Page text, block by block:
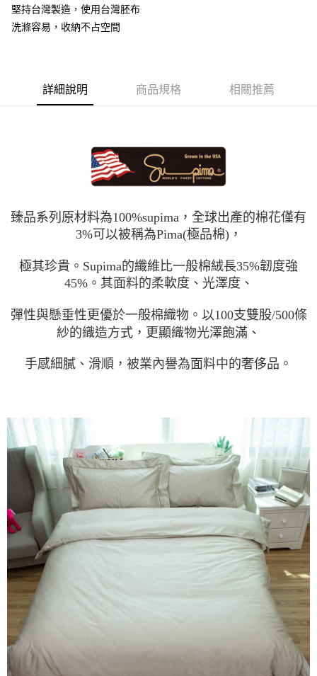
台灣樂天信用卡公司
運送方式
非床墊商品，一般宅配
每筆NT$150，滿NT$1,399(含以上)免運費
堅持台灣製造，使用台灣胚布
洗滌容易，收納不占空間
詳細說明 商品規格 相關推薦
臻品系列原材料為100%supima，全球出產的棉花僅有
3%可以被稱為Pima(極品棉)，
極其珍貴。Supima的纖維比一般棉絨長35%韌度強
45%。其面料的柔軟度、光澤度、
彈性與懸垂性更優於一般棉織物。以100支雙股/500條
紗的織造方式，更顯織物光澤飽滿、
手感細膩、滑順，被業內譽為面料中的奢侈品。